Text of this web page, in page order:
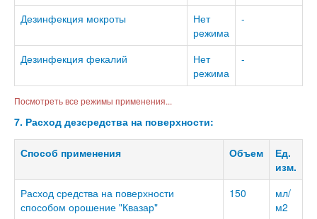
Дезинфекция мокроты
Нет
режима
-
Дезинфекция фекалий
Нет
режима
-
Посмотреть все режимы применения...
7. Расход дезсредства на поверхности:
Способ применения Объем
Ед.
изм.
Расход средства на поверхности
способом орошение "Квазар"
150
мл/
м2